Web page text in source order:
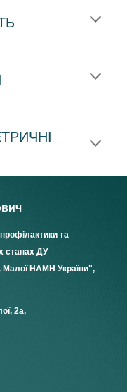
профілактики та
станах ДУ
Малої НАМН України",
2а,